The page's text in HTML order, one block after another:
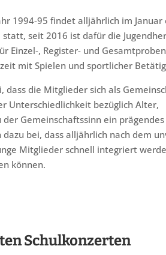
1994-95 findet alljährlich im Januar
seit 2016 ist dafür die
Einzel-, Register- und
mit Spielen und sportlicher
die Mitglieder sich als
Unterschiedlichkeit bezüglich Alter,
Gemeinschaftssinn ein
bei, dass alljährlich nach dem
Mitglieder schnell integriert
können.
Schulkonzerten